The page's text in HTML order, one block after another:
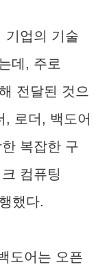
기업의 기술
데, 주로
전달된 것으
, 로더, 백도어
복잡한 구
컴퓨팅
했다.
도어는 오픈